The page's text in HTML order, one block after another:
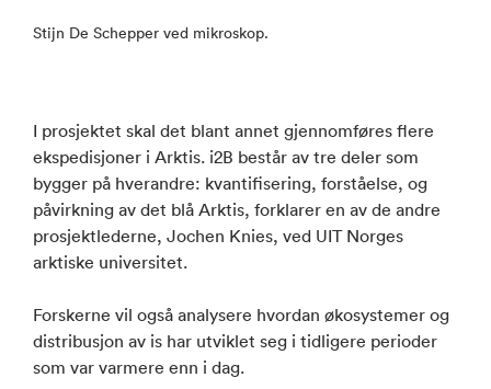
Stijn De Schepper ved mikroskop.
I prosjektet skal det blant annet gjennomføres flere
ekspedisjoner i Arktis. i2B består av tre deler som
bygger på hverandre: kvantifisering, forståelse, og
påvirkning av det blå Arktis, forklarer en av de andre
prosjektlederne, Jochen Knies, ved UIT Norges
arktiske universitet.
Forskerne vil også analysere hvordan økosystemer og
distribusjon av is har utviklet seg i tidligere perioder
som var varmere enn i dag.